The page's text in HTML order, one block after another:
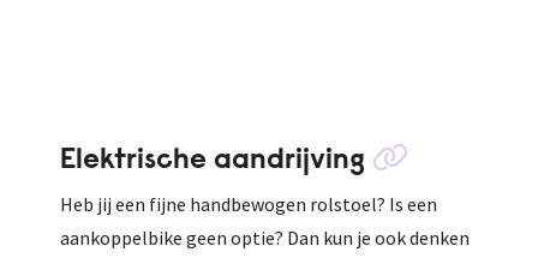
Elektrische aandrijving
Heb jij een fijne handbewogen rolstoel? Is een
aankoppelbike geen optie? Dan kun je ook denken